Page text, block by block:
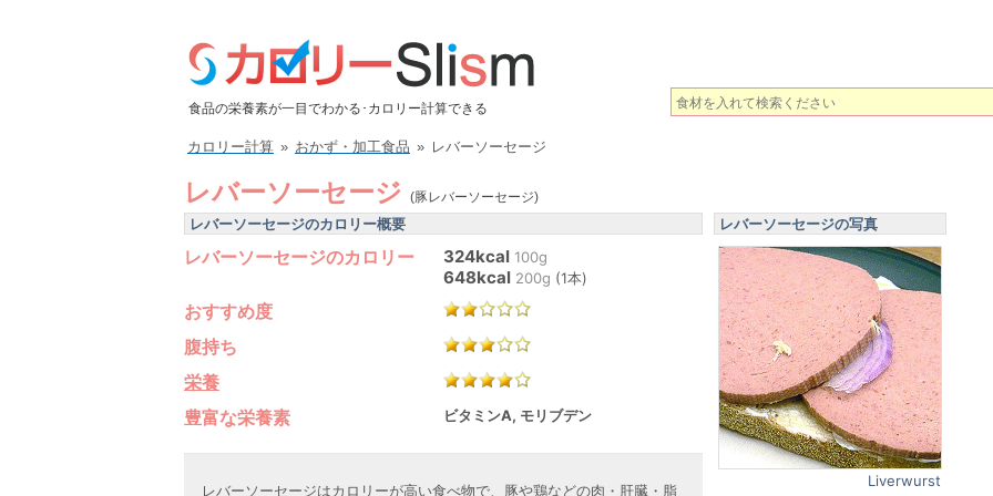
食品の栄養素が一目でわかる･カロリー計算できる
カロリー計算 » おかず・加工食品 » レバーソーセージ
レバーソーセージ (豚レバーソーセージ)
レバーソーセージのカロリー概要
レバーソーセージのカロリー 324kcal 100g
648kcal 200g (1本)
おすすめ度
腹持ち
栄養
豊富な栄養素
ビタミンA, モリブデン
レバーソーセージはカロリーが高い食べ物で、豚や鶏などの肉・肝臓・脂
レバーソーセージの写真
Liverwurst